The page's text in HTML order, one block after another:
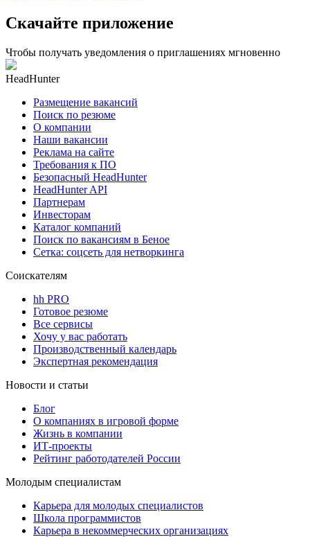
Скачайте приложение
Чтобы получать уведомления о приглашениях мгновенно
HeadHunter
Размещение вакансий
Поиск по резюме
О компании
Наши вакансии
Реклама на сайте
Требования к ПО
Безопасный HeadHunter
HeadHunter API
Партнерам
Инвесторам
Каталог компаний
Поиск по вакансиям в Беное
Сетка: соцсеть для нетворкинга
Соискателям
hh PRO
Готовое резюме
Все сервисы
Хочу у вас работать
Производственный календарь
Экспертная рекомендация
Новости и статьи
Блог
О компаниях в игровой форме
Жизнь в компании
ИТ-проекты
Рейтинг работодателей России
Молодым специалистам
Карьера для молодых специалистов
Школа программистов
Карьера в некоммерческих организациях